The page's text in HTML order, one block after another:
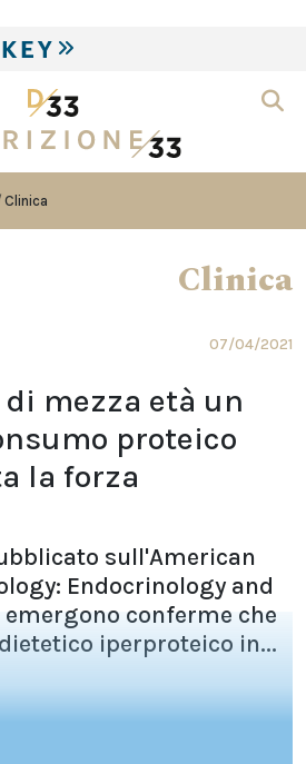
Clinica
Clinica
07/04/2021
mezza età un
proteico
la forza
sull'American
Endocrinology and
conferme che
iperproteico in...